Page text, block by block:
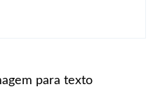
para texto